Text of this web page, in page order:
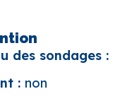
des sondages :
: non